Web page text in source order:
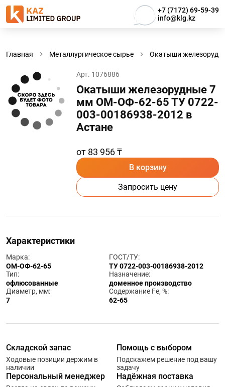
+7 (7172) 69-59-39
info@klg.kz
Главная Металлургическое сырье Окатыши
Арт. 1076886
Окатыши железорудные 7
мм ОМ-ОФ-62-65 ТУ 0722-
003-00186938-2012 в
Астанe
от 83 956 ₸
В корзину
Запросить цену
Характеристики
Марка:
ОМ-ОФ-62-65
ГОСТ/ТУ:
ТУ 0722-003-00186938-2012
Тип:
офлюсованные
Назначение:
доменное производство
Диаметр, мм:
7
Содержание Fe, %:
62-65
Складской запас
Ходовые позиции держим в
наличии
Помощь с выбором
Подскажем решение под вашу
задачу
Персональный менеджер Надёжная поставка